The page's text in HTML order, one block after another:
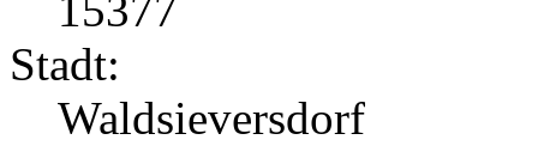
Stadt:
Waldsieversdorf